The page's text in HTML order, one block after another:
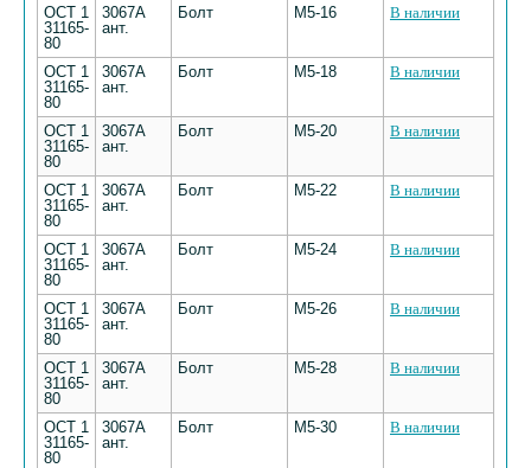
ОСТ 1
31165-
80
3067А
ант.
Болт М5-16 В наличии
ОСТ 1
31165-
80
3067А
ант.
Болт М5-18 В наличии
ОСТ 1
31165-
80
3067А
ант.
Болт М5-20 В наличии
ОСТ 1
31165-
80
3067А
ант.
Болт М5-22 В наличии
ОСТ 1
31165-
80
3067А
ант.
Болт М5-24 В наличии
ОСТ 1
31165-
80
3067А
ант.
Болт М5-26 В наличии
ОСТ 1
31165-
80
3067А
ант.
Болт М5-28 В наличии
ОСТ 1
31165-
80
3067А
ант.
Болт М5-30 В наличии